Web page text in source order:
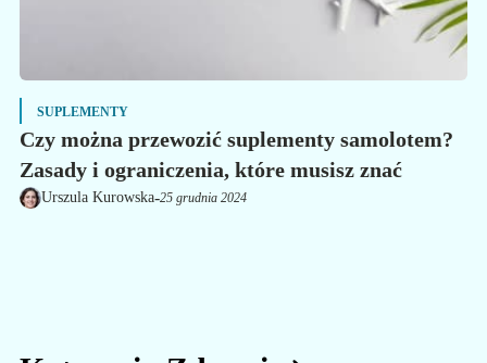
SUPLEMENTY
Czy można przewozić suplementy samolotem?
Zasady i ograniczenia, które musisz znać
Urszula Kurowska-25 grudnia 2024